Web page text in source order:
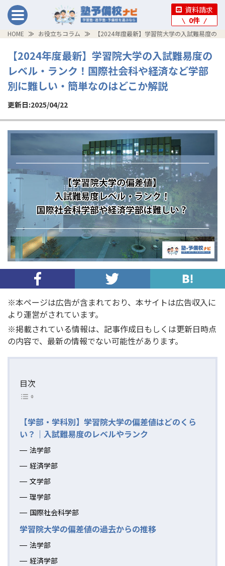
資料請求
0件
HOME お役立ちコラム 【2024年度最新】学習院大学の入試難易度の
【2024年度最新】学習院大学の入試難易度の
レベル・ランク！国際社会科や経済など学部
別に難しい・簡単なのはどこか解説
更新日:2025/04/22
※本ページは広告が含まれており、本サイトは広告収入に
より運営がされています。
※掲載されている情報は、記事作成日もしくは更新日時点
の内容で、最新の情報でない可能性があります。
目次
【学部・学科別】学習院大学の偏差値はどのくら
い？｜入試難易度のレベルやランク
法学部
経済学部
文学部
理学部
国際社会科学部
学習院大学の偏差値の過去からの推移
法学部
経済学部